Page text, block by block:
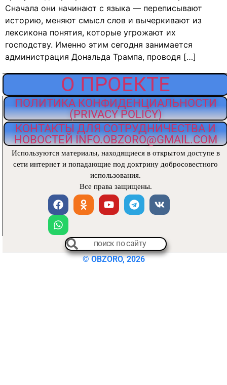
Сначала они начинают с языка — переписывают
историю, меняют смысл слов и вычеркивают из
лексикона понятия, которые угрожают их
господству. Именно этим сегодня занимается
администрация Дональда Трампа, проводя […]
О ПРОЕКТЕ
ПОЛИТИКА КОНФИДЕНЦИАЛЬНОСТИ
(PRIVACY POLICY)
КОНТАКТЫ ДЛЯ СОТРУДНИЧЕСТВА И
НОВОСТЕЙ INFO.OBZORO@GMAIL.COM
Используются материалы, находящиеся в открытом доступе в
сети интернет и попадающие под доктрину добросовестного
использования.
Все права защищены.
© OBZORO, 2026